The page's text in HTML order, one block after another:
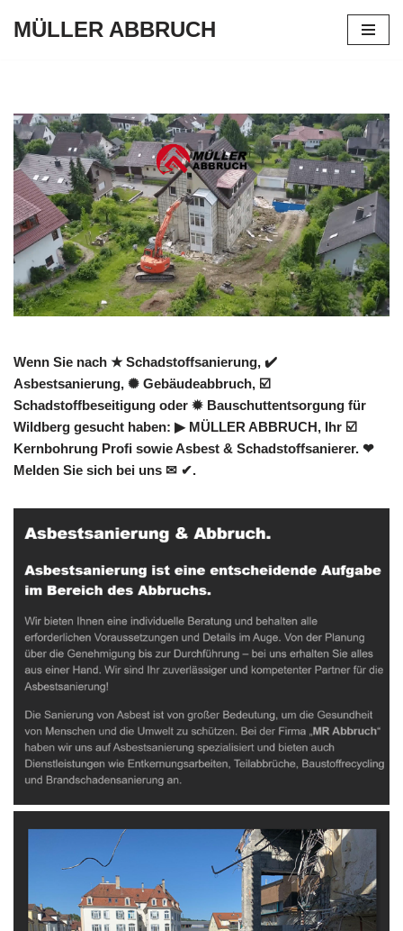
MÜLLER ABBRUCH
Wenn Sie nach ★ Schadstoffsanierung, ✔️
Asbestsanierung, ✺ Gebäudeabbruch, ☑️
Schadstoffbeseitigung oder ✹ Bauschuttentsorgung für
Wildberg gesucht haben: ▶︎ MÜLLER ABBRUCH, Ihr ☑️
Kernbohrung Profi sowie Asbest & Schadstoffsanierer. ❤
Melden Sie sich bei uns ✉ ✔.